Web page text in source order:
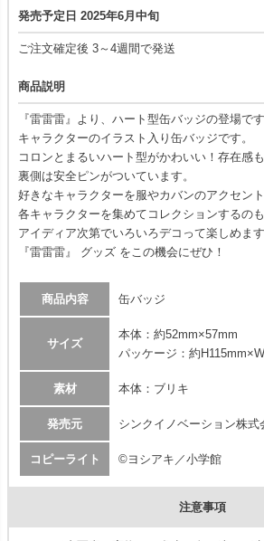
発売予定日 2025年6月中旬
ご注文確定後 3～4週間で発送
商品説明
『雷雷雷』より、ハート型缶バッジの登場です
キャラクターのイラスト入り缶バッジです。
コロンとまるいハート型がかわいい！存在感も
裏側は安全ピンがついています。
好きなキャラクターを服やカバンのアクセン
各キャラクターを集めてコレクションするの
アイディア次第でいろいろデコって楽しめます
『雷雷雷』 グッズ をこの機会にぜひ！
商品内容 缶バッジ
サイズ
本体：約52mm×57mm
パッケージ：約
素材 本体：ブリキ
発売元 シンクイノベーション株式
コピーライト ©ヨシアキ／小学館
注意事項